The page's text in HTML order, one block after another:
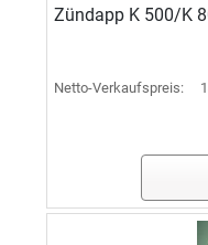
Zündapp K 500/K
Netto-Verkaufspreis: